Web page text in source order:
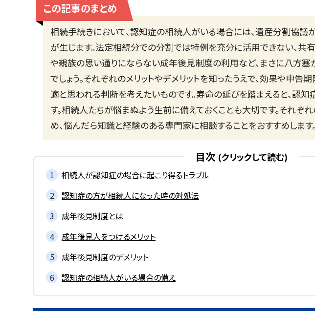
この記事のまとめ
相続手続きにおいて、認知症の相続人がいる場合には、遺産分割協議
が生じます。法定相続分での分割では特例を充分に活用できない、共
や親族の思い通りにならない成年後見制度の利用など、まさに八方塞
でしょう。それぞれのメリットやデメリットを知ったうえで、効果や申告
適と思われる判断を考えたいものです。寿命の延びを踏まえると、認知
す。相続人たちが悩まぬよう生前に備えておくことも大切です。それぞ
め、悩んだら知識と経験のある専門家に相談することをおすすめします。
目次
相続人が認知症の場合に起こり得るトラブル
認知症の方が相続人になった時の対処法
成年後見制度とは
成年後見人をつけるメリット
成年後見制度のデメリット
認知症の相続人がいる場合の備え